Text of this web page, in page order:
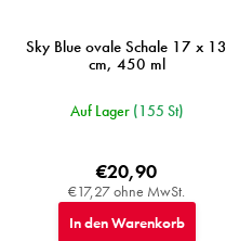
Sky Blue ovale Schale 17 x 13
cm, 450 ml
Auf Lager (155 St)
€17,27 ohne MwSt.
€20,90
In den Warenkorb